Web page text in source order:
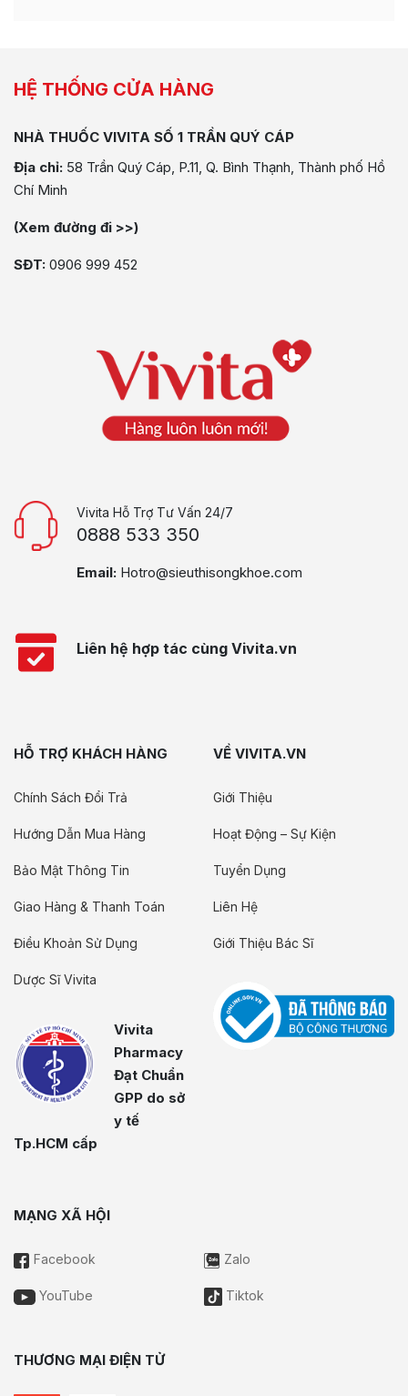
HỆ THỐNG CỬA HÀNG
NHÀ THUỐC VIVITA SỐ 1 TRẦN QUÝ CÁP
Địa chỉ: 58 Trần Quý Cáp, P.11, Q. Bình Thạnh, Thành phố Hồ
Chí Minh
(Xem đường đi >>)
SĐT: 0906 999 452
Vivita Hỗ Trợ Tư Vấn 24/7
0888 533 350
Email: Hotro@sieuthisongkhoe.com
Liên hệ hợp tác cùng Vivita.vn
HỖ TRỢ KHÁCH HÀNG
Chính Sách Đổi Trả
Hướng Dẫn Mua Hàng
Bảo Mật Thông Tin
Giao Hàng & Thanh Toán
Điều Khoản Sử Dụng
Dược Sĩ Vivita
Vivita
Pharmacy
Đạt Chuẩn
GPP do sở
y tế
Tp.HCM cấp
VỀ VIVITA.VN
Giới Thiệu
Hoạt Động – Sự Kiện
Tuyển Dụng
Liên Hệ
Giới Thiệu Bác Sĩ
MẠNG XÃ HỘI
Facebook Zalo
YouTube Tiktok
THƯƠNG MẠI ĐIỆN TỬ